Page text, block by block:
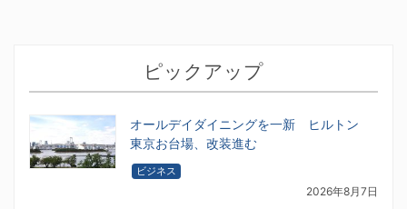
ピックアップ
オールデイダイニングを一新 ヒルトン
東京お台場、改装進む
ビジネス
2026年8月7日